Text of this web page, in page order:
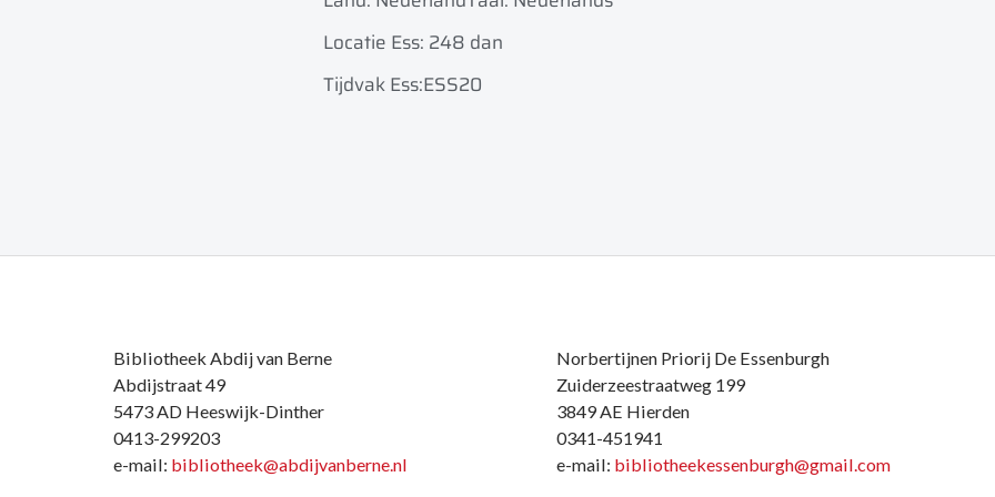
Locatie Ess: 248 dan
Tijdvak Ess:ESS20
Bibliotheek Abdij van Berne
Abdijstraat 49
5473 AD Heeswijk-Dinther
0413-299203
e-mail: bibliotheek@abdijvanberne.nl
Norbertijnen Priorij De Essenburgh
Zuiderzeestraatweg 199
3849 AE Hierden
0341-451941
e-mail: bibliotheekessenburgh@gmail.com